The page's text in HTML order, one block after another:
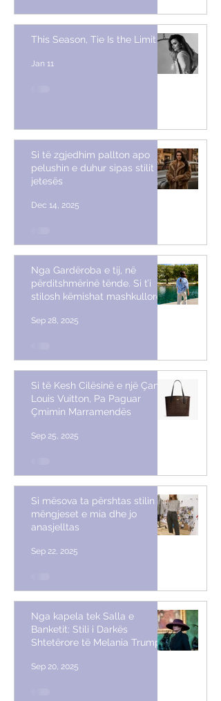
This Season, Tie Is the Limit
Jan 11
Si të zgjedhim pallton apo
pelushin e duhur sipas stilit të
jetesës
Dec 14, 2025
Nga Gardëroba e tij, në
përditshmërinë tënde. Si t’i
stilosh këmishat mashkullore
Sep 28, 2025
Si të Kesh Cilësinë e një Çante
Louis Vuitton, Pa Paguar
Çmimin Marramendës
Sep 25, 2025
Si mësova ta përshtas stilin me
mëngjeset e mia dhe jo
anasjelltas
Sep 22, 2025
Nga kapela tek Salla e
Banketit: Stili i Darkës
Shtetërore të Melania Trump
Sep 20, 2025